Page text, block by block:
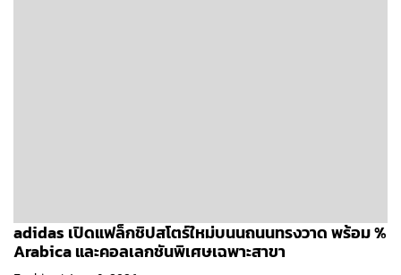
adidas เปิดแฟล็กชิปสโตร์ใหม่บนนถนนทรงวาด พร้อม %
Arabica และคอลเลกชันพิเศษเฉพาะสาขา